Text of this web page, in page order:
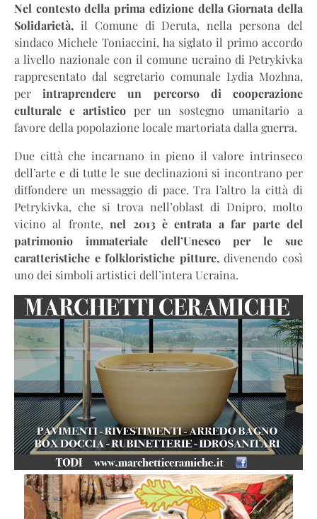
Nel contesto della prima edizione della Giornata della
Solidarietà, il Comune di Deruta, nella persona del
sindaco Michele Toniaccini, ha siglato il primo accordo
a livello nazionale con il comune ucraino di Petrykivka
rappresentato dal segretario comunale Lydia Mozhna,
perintraprendere un percorso di cooperazione
culturale e artisticoper un sostegno umanitario a
favore della popolazione locale martoriata dalla guerra.
Due città che incarnano in pieno il valore intrinseco
dell’arte e di tutte le sue declinazioni si incontrano per
diffondere un messaggio di pace. Tra l’altro la città di
Petrykivka, che si trova nell’oblast di Dnipro, molto
vicino al fronte,nel 2013 è entrata a far parte del
patrimonio immateriale dell’Unesco per le sue
caratteristiche e folkloristiche pitture,divenendo così
uno dei simboli artistici dell’intera Ucraina.